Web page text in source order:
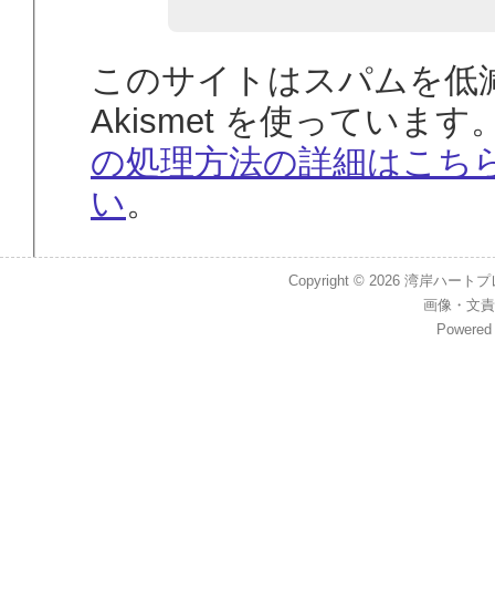
このサイトはスパムを低
Akismet を使っています
の処理方法の詳細はこち
い。
Copyright © 2026湾岸ハート
画像 ・ 文